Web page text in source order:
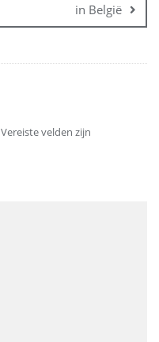
in België
Vereiste velden zijn